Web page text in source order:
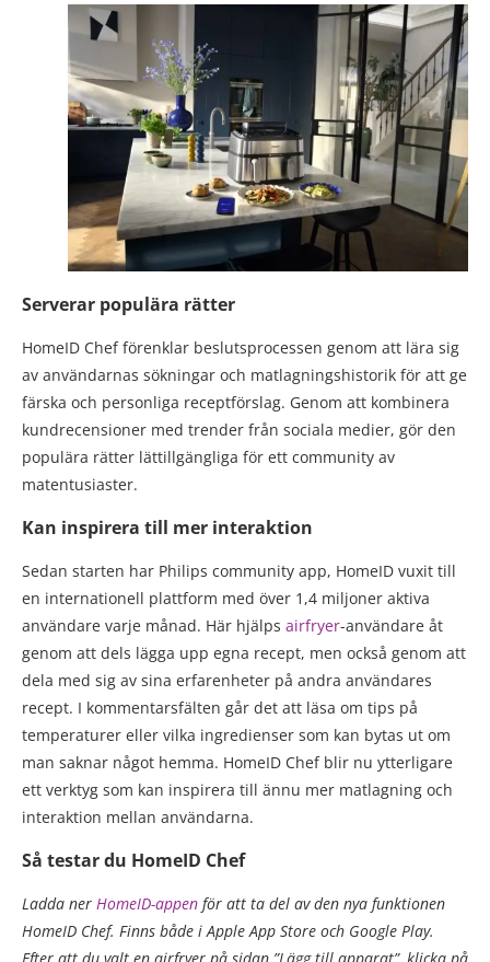
Serverar populära rätter
HomeID Chef förenklar beslutsprocessen genom att lära sig
av användarnas sökningar och matlagningshistorik för att ge
färska och personliga receptförslag. Genom att kombinera
kundrecensioner med trender från sociala medier, gör den
populära rätter lättillgängliga för ett community av
matentusiaster.
Kan inspirera till mer interaktion
Sedan starten har Philips community app, HomeID vuxit till
en internationell plattform med över 1,4 miljoner aktiva
användare varje månad. Här hjälps airfryer-användare åt
genom att dels lägga upp egna recept, men också genom att
dela med sig av sina erfarenheter på andra användares
recept. I kommentarsfälten går det att läsa om tips på
temperaturer eller vilka ingredienser som kan bytas ut om
man saknar något hemma. HomeID Chef blir nu ytterligare
ett verktyg som kan inspirera till ännu mer matlagning och
interaktion mellan användarna.
Så testar du HomeID Chef
Ladda ner HomeID-appen för att ta del av den nya funktionen
HomeID Chef. Finns både i Apple App Store och Google Play.